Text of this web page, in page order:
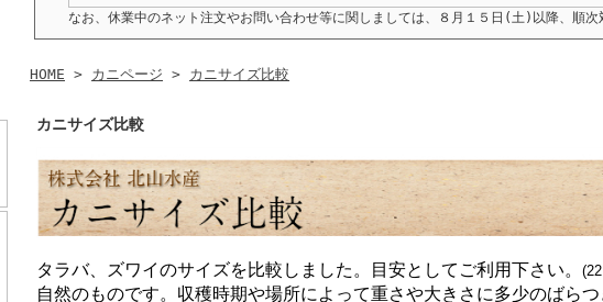
なお、休業中のネット注文やお問い合わせ等に関しましては、８月１５日(土)以降、順次
HOME > カニページ > カニサイズ比較
カニサイズ比較
タラバ、ズワイのサイズを比較しました。目安としてご利用下さい。
自然のものです。収穫時期や場所によって重さや大きさに多少のばら